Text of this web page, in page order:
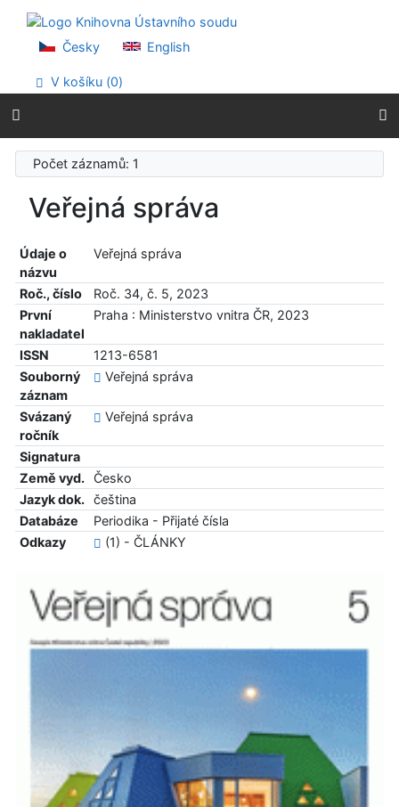
Přejít na menu
Prohlášení o webové přístupnosti
Česky English
V košíku (0)
Počet záznamů: 1
Veřejná správa
Údaje o
názvu
Veřejná správa
Roč., číslo
Roč. 34, č. 5, 2023
První
nakladatel
Praha : Ministerstvo vnitra ČR, 2023
ISSN
1213-6581
Souborný
záznam
Veřejná správa
Svázaný
ročník
Veřejná správa
Signatura
Země vyd.
Česko
Jazyk dok.
čeština
Databáze
Periodika - Přijaté čísla
Odkazy
(1) - ČLÁNKY